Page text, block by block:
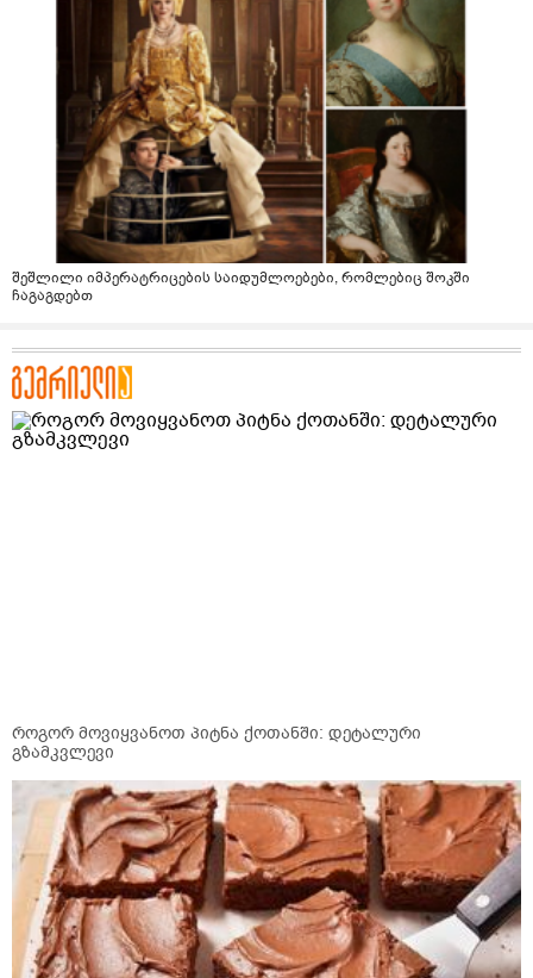
შეშლილი იმპერატრიცების საიდუმლოებები, რომლებიც შოკში
ჩაგაგდებთ
როგორ მოვიყვანოთ პიტნა ქოთანში: დეტალური
გზამკვლევი